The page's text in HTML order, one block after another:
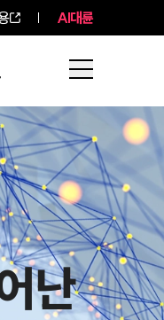
AI대륜
난